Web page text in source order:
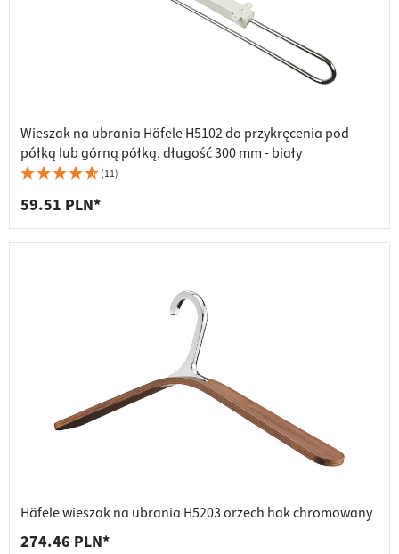
Wieszak na ubrania Häfele H5102 do przykręcenia pod
półką lub górną półką, długość 300 mm - biały
(11)
59.51 PLN*
Häfele wieszak na ubrania H5203 orzech hak chromowany
274.46 PLN*